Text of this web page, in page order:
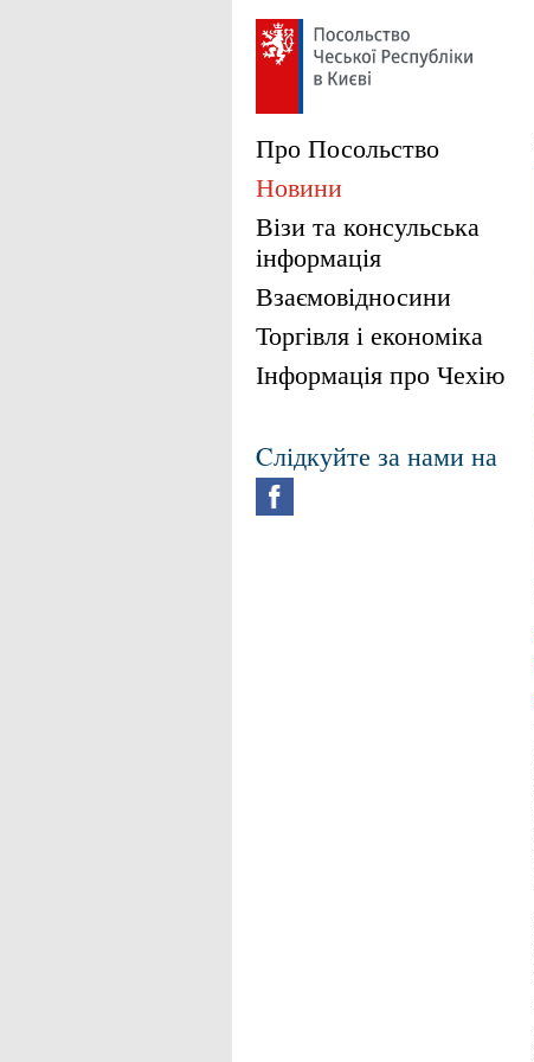
Про Посольство
Новини
Візи та консульська
інформація
Взаємовідносини
Торгівля і економіка
Інформація про Чехію
Cлідкуйте за нами на